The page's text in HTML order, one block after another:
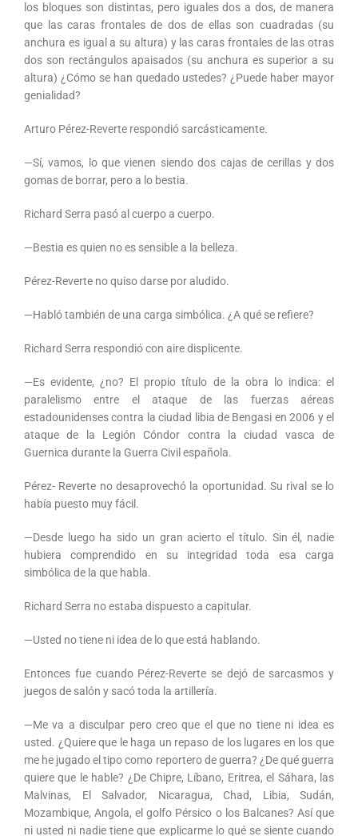
los bloques son distintas, pero iguales dos a dos, de manera
que las caras frontales de dos de ellas son cuadradas (su
anchura es igual a su altura) y las caras frontales de las otras
dos son rectángulos apaisados (su anchura es superior a su
altura) ¿Cómo se han quedado ustedes? ¿Puede haber mayor
genialidad?
Arturo Pérez-Reverte respondió sarcásticamente.
—Sí, vamos, lo que vienen siendo dos cajas de cerillas y dos
gomas de borrar, pero a lo bestia.
Richard Serra pasó al cuerpo a cuerpo.
—Bestia es quien no es sensible a la belleza.
Pérez-Reverte no quiso darse por aludido.
—Habló también de una carga simbólica. ¿A qué se refiere?
Richard Serra respondió con aire displicente.
—Es evidente, ¿no? El propio título de la obra lo indica: el
paralelismo entre el ataque de las fuerzas aéreas
estadounidenses contra la ciudad libia de Bengasi en 2006 y el
ataque de la Legión Cóndor contra la ciudad vasca de
Guernica durante la Guerra Civil española.
Pérez- Reverte no desaprovechó la oportunidad. Su rival se lo
había puesto muy fácil.
—Desde luego ha sido un gran acierto el título. Sin él, nadie
hubiera comprendido en su integridad toda esa carga
simbólica de la que habla.
Richard Serra no estaba dispuesto a capitular.
—Usted no tiene ni idea de lo que está hablando.
Entonces fue cuando Pérez-Reverte se dejó de sarcasmos y
juegos de salón y sacó toda la artillería.
—Me va a disculpar pero creo que el que no tiene ni idea es
usted. ¿Quiere que le haga un repaso de los lugares en los que
me he jugado el tipo como reportero de guerra? ¿De qué guerra
quiere que le hable? ¿De Chipre, Líbano, Eritrea, el Sáhara, las
Malvinas, El Salvador, Nicaragua, Chad, Libia, Sudán,
Mozambique, Angola, el golfo Pérsico o los Balcanes? Así que
ni usted ni nadie tiene que explicarme lo qué se siente cuando